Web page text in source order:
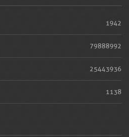
1942
79888992
25443936
1138